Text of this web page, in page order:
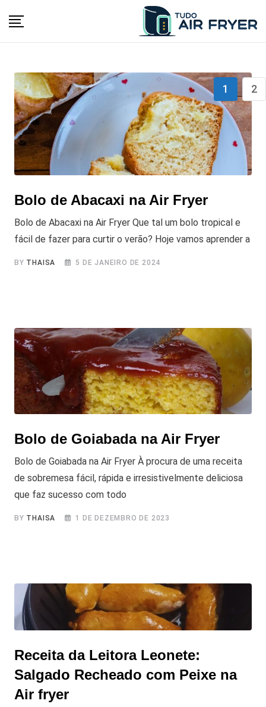
Bolo de Abacaxi na Air Fryer
Bolo de Abacaxi na Air Fryer Que tal um bolo tropical e
fácil de fazer para curtir o verão? Hoje vamos aprender a
BY THAISA 5 DE JANEIRO DE 2024
Bolo de Goiabada na Air Fryer
Bolo de Goiabada na Air Fryer À procura de uma receita
de sobremesa fácil, rápida e irresistivelmente deliciosa
que faz sucesso com todo
BY THAISA 1 DE DEZEMBRO DE 2023
Receita da Leitora Leonete:
Salgado Recheado com Peixe na
Air fryer
1 2